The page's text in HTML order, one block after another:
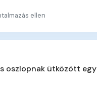
ellen
oszlopnak ütközött egy